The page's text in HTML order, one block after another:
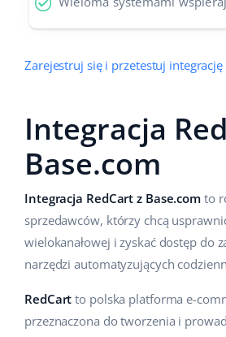
Ekosystem
Responso
Base Analytics
Base Connect
Base Store
Moda
Audyt konta
Konfiguracja konta
Inne
Case Study
Kalkulator korzyści
Katalog Partnerów Base
Odwiedź nas na:
español (AR)
español (MX)
Italiano
polski
português (BR)
română
Zarejestruj się i przetestuj integrację
Integracja
Base.com
Integracja RedCart z Base.com to
sprzedawców, którzy chcą
wielokanałowej i zyskać dostęp do
narzędzi automatyzujących
RedCartto polska platforma e-
przeznaczona do tworzenia i